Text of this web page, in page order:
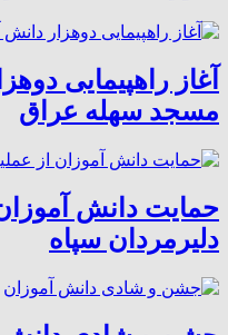
آغاز راهپیمایی
مسجد سهله عراق
حمایت دانش
دلیرمردان سپاه